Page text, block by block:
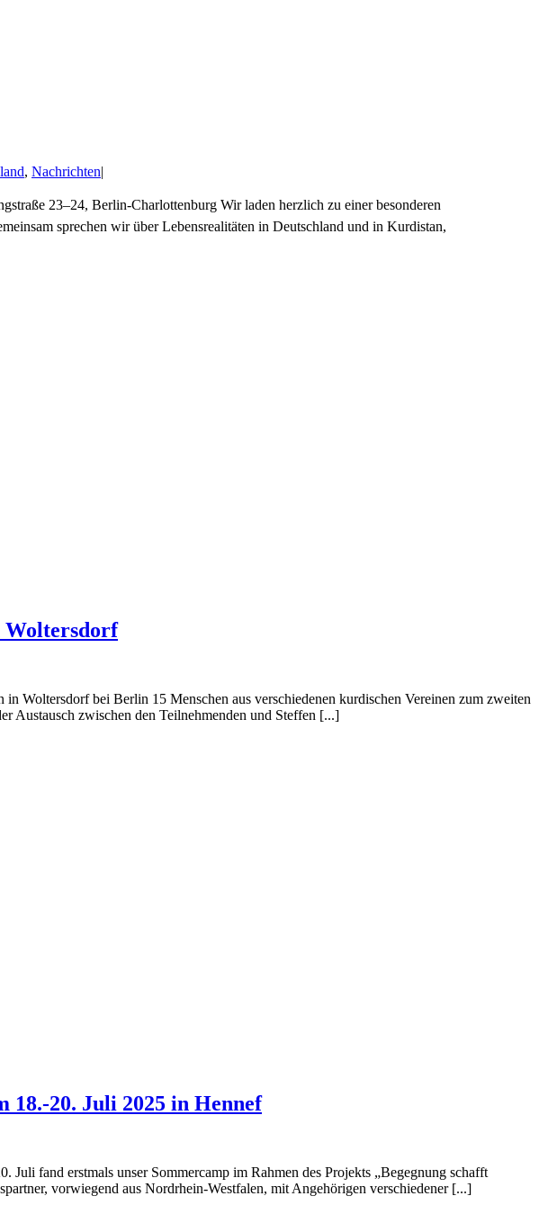
, Nachrichten|
23–24, Berlin-Charlottenburg Wir laden herzlich zu einer besonderen
sprechen wir über Lebensrealitäten in Deutschland und in Kurdistan,
Woltersdorf
Woltersdorf bei Berlin 15 Menschen aus verschiedenen kurdischen Vereinen zum zweiten
Austausch zwischen den Teilnehmenden und Steffen [...]
18.-20. Juli 2025 in Hennef
fand erstmals unser Sommercamp im Rahmen des Projekts „Begegnung schafft
vorwiegend aus Nordrhein-Westfalen, mit Angehörigen verschiedener [...]